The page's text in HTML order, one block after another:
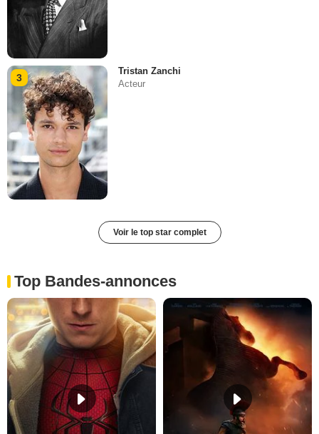
3
Tristan Zanchi
Acteur
Voir le top star complet
Top Bandes-annonces